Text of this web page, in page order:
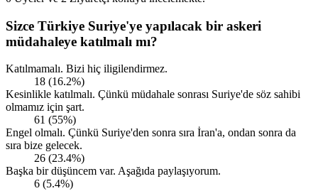
Sizce Türkiye Suriye'ye yapılacak bir askeri
müdahaleye katılmalı mı?
Katılmamalı. Bizi hiç iligilendirmez.
18 (16.2%)
Kesinlikle katılmalı. Çünkü müdahale sonrası Suriye'de söz sahibi
olmamız için şart.
61 (55%)
Engel olmalı. Çünkü Suriye'den sonra sıra İran'a, ondan sonra da
sıra bize gelecek.
26 (23.4%)
Başka bir düşüncem var. Aşağıda paylaşıyorum.
6 (5.4%)